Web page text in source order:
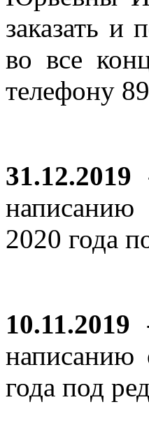
заказать и
во все
телефону
31.12.2019
2020 года
10.11.2019
написанию
года под